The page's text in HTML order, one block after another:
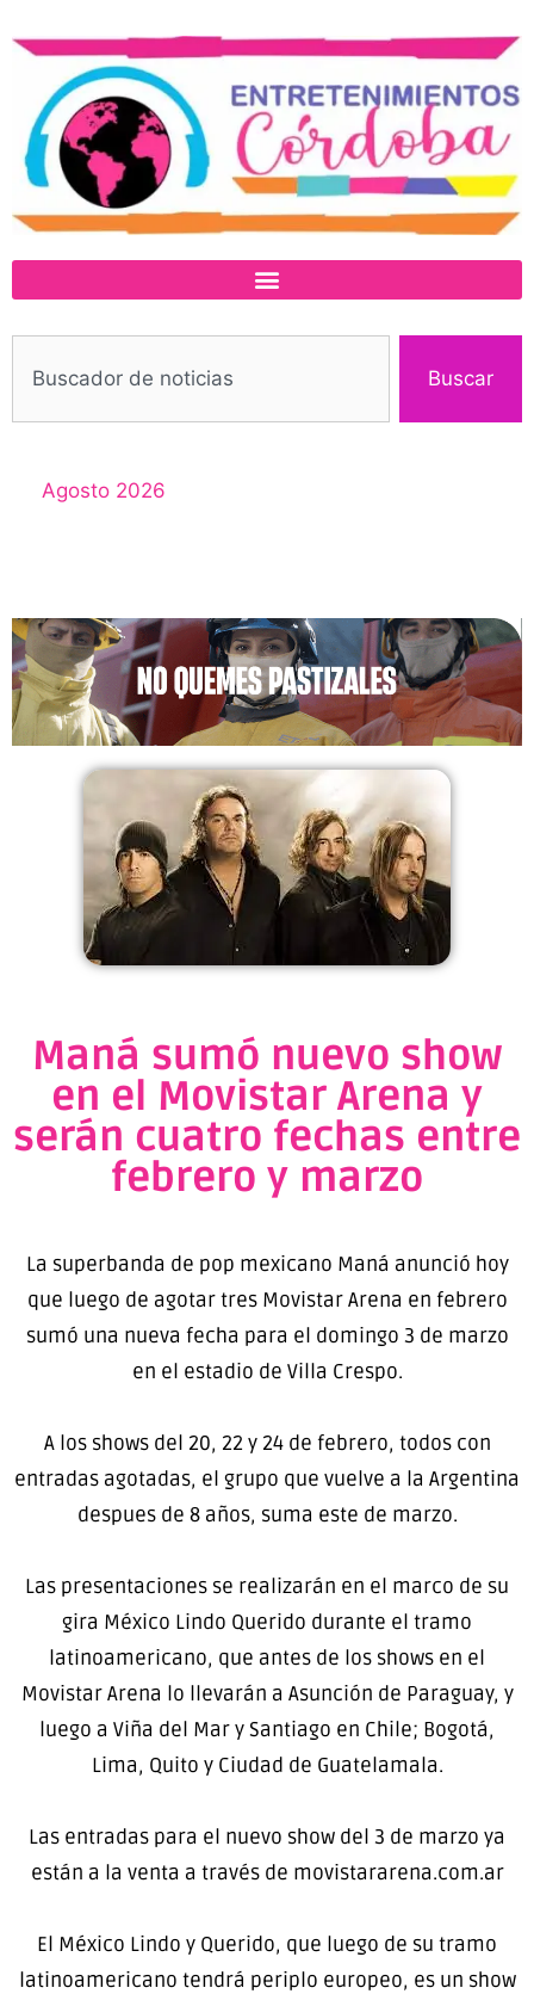
Buscar
Agosto 2026
Maná sumó nuevo show
en el Movistar Arena y
serán cuatro fechas entre
febrero y marzo
La superbanda de pop mexicano Maná anunció hoy
que luego de agotar tres Movistar Arena en febrero
sumó una nueva fecha para el domingo 3 de marzo
en el estadio de Villa Crespo.
A los shows del 20, 22 y 24 de febrero, todos con
entradas agotadas, el grupo que vuelve a la Argentina
despues de 8 años, suma este de marzo.
Las presentaciones se realizarán en el marco de su
gira México Lindo Querido durante el tramo
latinoamericano, que antes de los shows en el
Movistar Arena lo llevarán a Asunción de Paraguay, y
luego a Viña del Mar y Santiago en Chile; Bogotá,
Lima, Quito y Ciudad de Guatelamala.
Las entradas para el nuevo show del 3 de marzo ya
están a la venta a través de movistararena.com.ar
El México Lindo y Querido, que luego de su tramo
latinoamericano tendrá periplo europeo, es un show